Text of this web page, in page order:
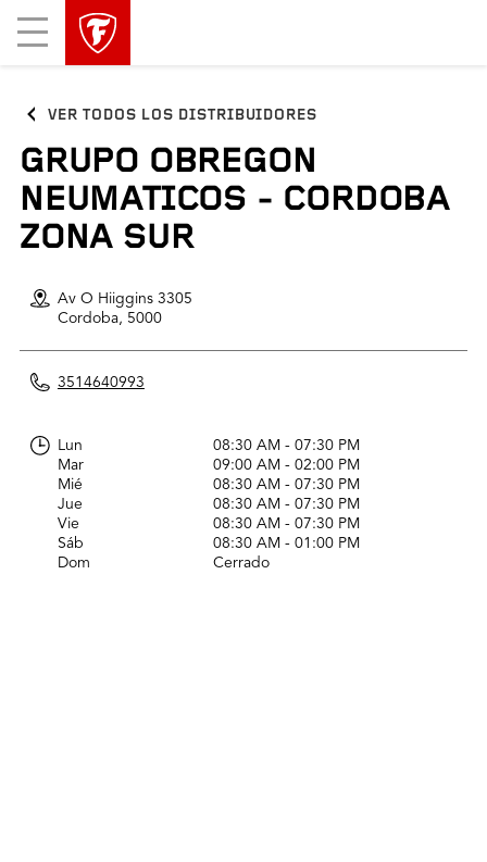
Mobile
Menu
VER TODOS LOS DISTRIBUIDORES
GRUPO OBREGON
NEUMATICOS - CORDOBA
ZONA SUR
Av O Hiiggins 3305
Cordoba, 5000
3514640993
Lun
08:30 AM - 07:30 PM
Mar
09:00 AM - 02:00 PM
Mié
08:30 AM - 07:30 PM
Jue
08:30 AM - 07:30 PM
Vie
08:30 AM - 07:30 PM
Sáb
08:30 AM - 01:00 PM
Dom
Cerrado